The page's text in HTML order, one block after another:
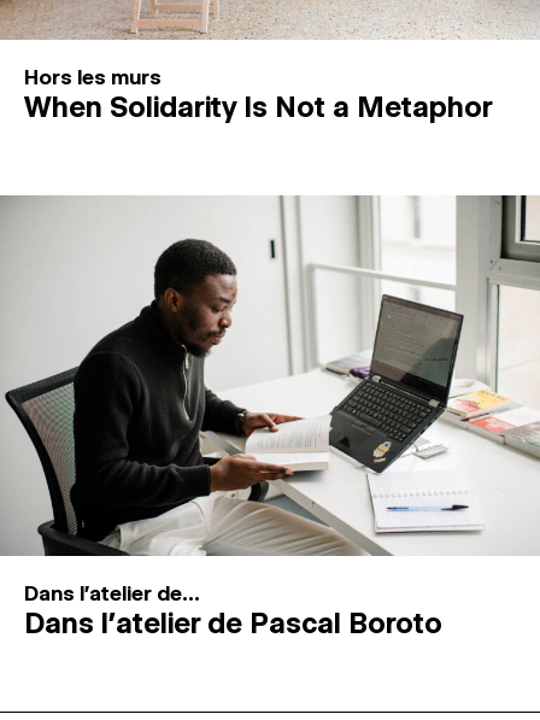
Hors les murs
When Solidarity Is Not a Metaphor
Dans l'atelier de...
Dans l’atelier de Pascal Boroto